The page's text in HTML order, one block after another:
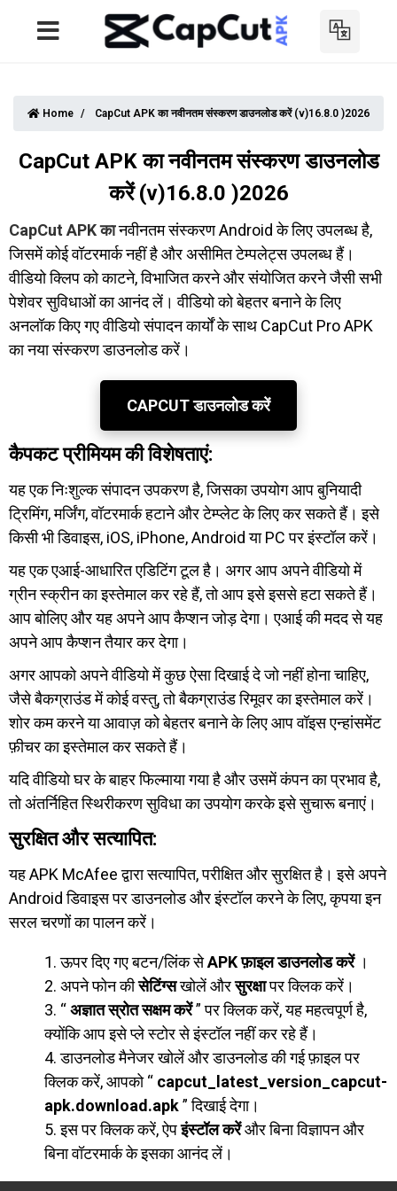
Home CapCut APK का नवीनतम संस्करण डाउनलोड करें (v)16.8.0 )2026
CapCut APK का नवीनतम संस्करण डाउनलोड
करें (v)16.8.0 )2026
CapCut APK कानवीनतम संस्करण Android के लिए उपलब्ध है,
जिसमें कोई वॉटरमार्क नहीं है और असीमित टेम्पलेट्स उपलब्ध हैं।
वीडियो क्लिप को काटने, विभाजित करने और संयोजित करने जैसी सभी
पेशेवर सुविधाओं का आनंद लें। वीडियो को बेहतर बनाने के लिए
अनलॉक किए गए वीडियो संपादन कार्यों के साथ CapCut Pro APK
का नया संस्करण डाउनलोड करें।
CAPCUT डाउनलोड करें
कैपकट प्रीमियम की विशेषताएं:
यह एक निःशुल्क संपादन उपकरण है, जिसका उपयोग आप बुनियादी
ट्रिमिंग, मर्जिंग, वॉटरमार्क हटाने और टेम्प्लेट के लिए कर सकते हैं। इसे
किसी भी डिवाइस, iOS, iPhone, Android या PC पर इंस्टॉल करें।
यह एक एआई-आधारित एडिटिंग टूल है। अगर आप अपने वीडियो में
ग्रीन स्क्रीन का इस्तेमाल कर रहे हैं, तो आप इसे इससे हटा सकते हैं।
आप बोलिए और यह अपने आप कैप्शन जोड़ देगा। एआई की मदद से यह
अपने आप कैप्शन तैयार कर देगा।
अगर आपको अपने वीडियो में कुछ ऐसा दिखाई दे जो नहीं होना चाहिए,
जैसे बैकग्राउंड में कोई वस्तु, तो बैकग्राउंड रिमूवर का इस्तेमाल करें।
शोर कम करने या आवाज़ को बेहतर बनाने के लिए आप वॉइस एन्हांसमेंट
फ़ीचर का इस्तेमाल कर सकते हैं।
यदि वीडियो घर के बाहर फिल्माया गया है और उसमें कंपन का प्रभाव है,
तो अंतर्निहित स्थिरीकरण सुविधा का उपयोग करके इसे सुचारू बनाएं।
सुरक्षित और सत्यापित:
यह APK McAfee द्वारा सत्यापित, परीक्षित और सुरक्षित है। इसे अपने
Android डिवाइस पर डाउनलोड और इंस्टॉल करने के लिए, कृपया इन
सरल चरणों का पालन करें।
ऊपर दिए गए बटन/लिंक सेAPK फ़ाइल डाउनलोड करें।
अपने फोन कीसेटिंग्सखोलें औरसुरक्षापर क्लिक करें।
“अज्ञात स्रोत सक्षम करें” पर क्लिक करें, यह महत्वपूर्ण है,
क्योंकि आप इसे प्ले स्टोर से इंस्टॉल नहीं कर रहे हैं।
डाउनलोड मैनेजर खोलें और डाउनलोड की गई फ़ाइल पर
क्लिक करें, आपको “ capcut_latest_version_capcut-
apk.download.apk” दिखाई देगा।
इस पर क्लिक करें, ऐपइंस्टॉल करेंऔर बिना विज्ञापन और
बिना वॉटरमार्क के इसका आनंद लें।